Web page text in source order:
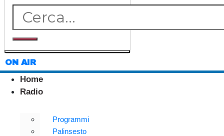
ON AIR
Home
Radio
Programmi
Palinsesto